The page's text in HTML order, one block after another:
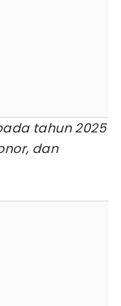
tahun 2025
dan